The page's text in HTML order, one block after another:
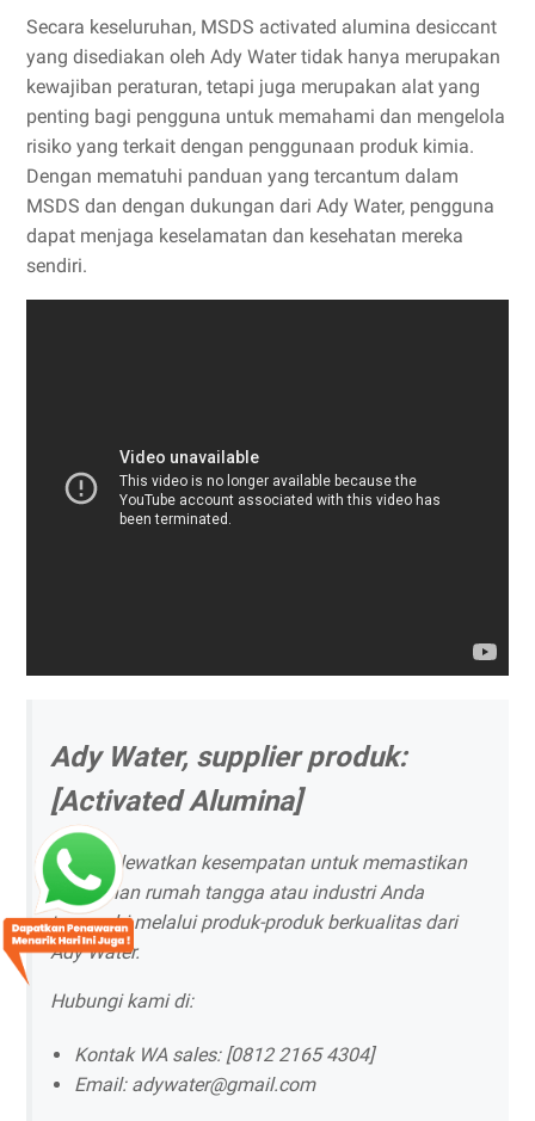
Secara keseluruhan, MSDS activated alumina desiccant
yang disediakan oleh Ady Water tidak hanya merupakan
kewajiban peraturan, tetapi juga merupakan alat yang
penting bagi pengguna untuk memahami dan mengelola
risiko yang terkait dengan penggunaan produk kimia.
Dengan mematuhi panduan yang tercantum dalam
MSDS dan dengan dukungan dari Ady Water, pengguna
dapat menjaga keselamatan dan kesehatan mereka
sendiri.
Ady Water, supplier produk:
[Activated Alumina]
Jangan lewatkan kesempatan untuk memastikan
kebutuhan rumah tangga atau industri Anda
terpenuhi melalui produk-produk berkualitas dari
Ady Water.
Hubungi kami di:
Kontak WA sales: [0812 2165 4304]
Email: adywater@gmail.com